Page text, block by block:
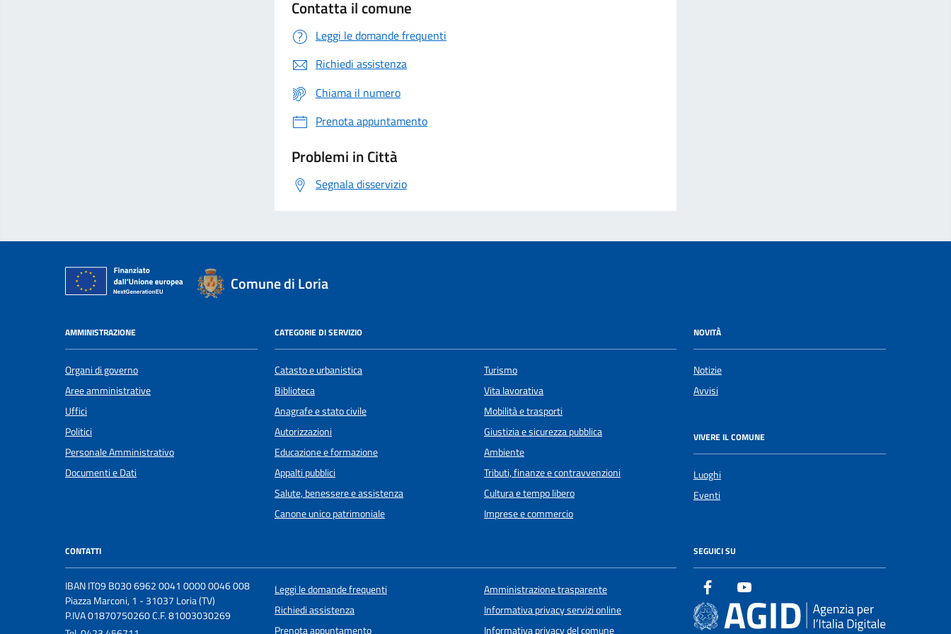
Contatta il comune
Leggi le domande frequenti
Richiedi assistenza
Chiama il numero
Prenota appuntamento
Problemi in Città
Segnala disservizio
Comune di Loria
AMMINISTRAZIONE
Organi di governo
Aree amministrative
Uffici
Politici
Personale Amministrativo
Documenti e Dati
CATEGORIE DI SERVIZIO
Catasto e urbanistica
Biblioteca
Anagrafe e stato civile
Autorizzazioni
Educazione e formazione
Appalti pubblici
Salute, benessere e assistenza
Canone unico patrimoniale
Turismo
Vita lavorativa
Mobilità e trasporti
Giustizia e sicurezza pubblica
Ambiente
Tributi, finanze e contravvenzioni
Cultura e tempo libero
Imprese e commercio
NOVITÀ
Notizie
Avvisi
VIVERE IL COMUNE
Luoghi
Eventi
CONTATTI
IBAN IT09 B030 6962 0041 0000 0046 008
Piazza Marconi, 1 - 31037 Loria (TV)
P.IVA 01870750260 C.F. 81003030269
Leggi le domande frequenti
Richiedi assistenza
Prenota appuntamento
Amministrazione trasparente
Informativa privacy servizi online
Informativa privacy del comune
SEGUICI SU